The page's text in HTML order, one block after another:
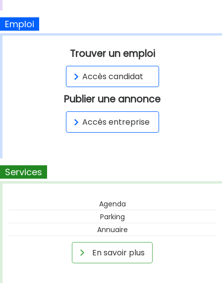
Emploi
Trouver un emploi
Accès candidat
Publier une annonce
Accès entreprise
Services
Agenda
Parking
Annuaire
En savoir plus